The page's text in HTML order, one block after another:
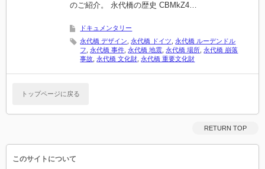
のご紹介。 永代橋の歴史 CBMkZ4…
ドキュメンタリー
永代橋 デザイン ,永代橋 ドイツ ,永代橋 ルーデンドル
フ ,永代橋 事件 ,永代橋 地震 ,永代橋 場所 ,永代橋 崩落
事故 ,永代橋 文化財 ,永代橋 重要文化財
トップページに戻る
RETURN TOP
このサイトについて